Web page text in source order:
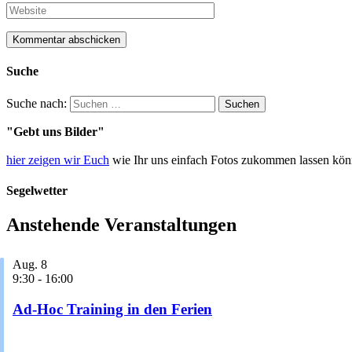
Suche
Suche nach:
"Gebt uns Bilder"
hier zeigen wir Euch wie Ihr uns einfach Fotos zukommen lassen
Segelwetter
Anstehende Veranstaltungen
Aug. 8
9:30 - 16:00
Ad-Hoc Training in den Ferien